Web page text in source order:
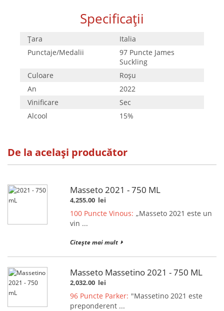
Specificații
Țara
Italia
Punctaje/Medalii
97 Puncte James
Suckling
Culoare
Roşu
An
2022
Vinificare
Sec
Alcool
15%
De la același producător
Masseto 2021 - 750 ML
4,255.00 lei
100 Puncte Vinous: „Masseto 2021 este un
vin ...
Citește mai mult
Masseto Massetino 2021 - 750 ML
2,032.00 lei
96 Puncte Parker: "Massetino 2021 este
preponderent ...